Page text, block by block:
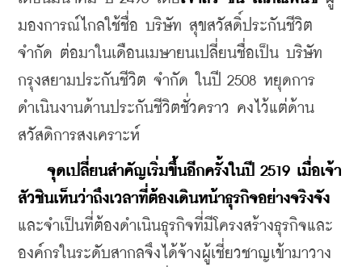
มองการณ์ไกลใช้ชื่อ บริษัท สุขสวัสดิ์ประกันชีวิต
จำกัด ต่อมาในเดือนเมษายนเปลี่ยนชื่อเป็น บริษัท
กรุงสยามประกันชีวิต จำกัด ในปี 2508 หยุดการ
ดำเนินงานด้านประกันชีวิตชั่วคราว คงไว้แต่ด้าน
สวัสดิการสงเคราะห์
จุดเปลี่ยนสำคัญเริ่มขึ้นอีกครั้งในปี 2519 เมื่อเจ้า
สัวชินเห็นว่าถึงเวลาที่ต้องเดินหน้าธุรกิจอย่างจริงจัง
และจำเป็นที่ต้องดำเนินธุรกิจที่มีโครงสร้างธุรกิจและ
องค์กรในระดับสากลจึงได้จ้างผู้เชี่ยวชาญเข้ามาวาง